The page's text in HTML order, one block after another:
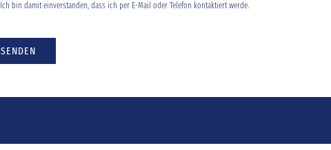
Ich bin damit einverstanden, dass ich per E-Mail oder Telefon kontaktiert werde.
SENDEN